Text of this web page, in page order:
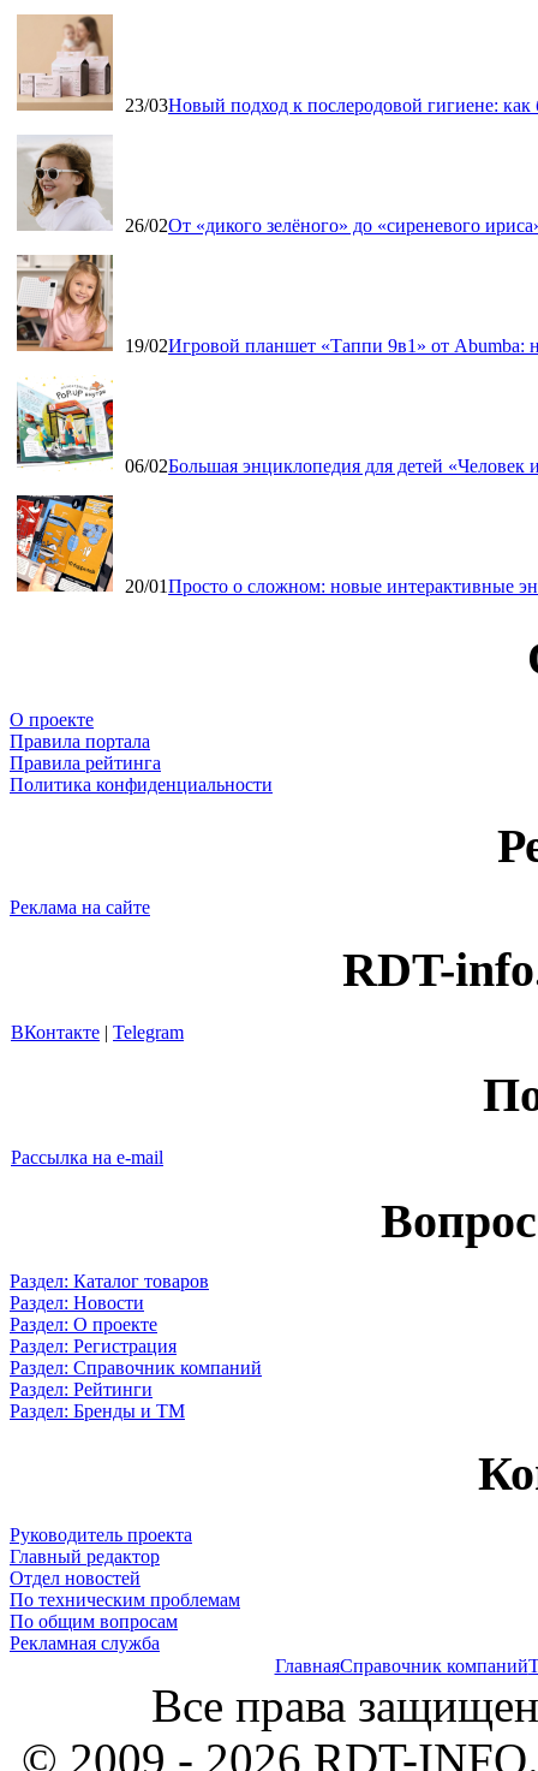
23/03Новый подход к послеродовой гигиене:
26/02От «дикого зелёного» до «сиреневого
19/02Игровой планшет «Таппи 9в1» от Abumba:
06/02Большая энциклопедия для детей
20/01Просто о сложном: новые интерактивные
О проекте
Правила портала
Правила рейтинга
Политика конфиденциальности
Реклама на сайте
RDT-
ВКонтакте | Telegram
Рассылка на e-mail
Раздел: Каталог товаров
Раздел: Новости
Раздел: О проекте
Раздел: Регистрация
Раздел: Справочник компаний
Раздел: Рейтинги
Раздел: Бренды и ТМ
Руководитель проекта
Главный редактор
Отдел новостей
По техническим проблемам
По общим вопросам
Рекламная служба
ГлавнаяСправочник компаний
Все права
© 2009 - 2026 RDT-